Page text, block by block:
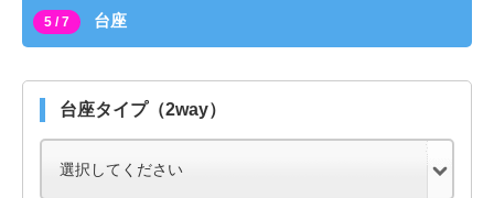
5 / 7 台座
台座タイプ（2way）